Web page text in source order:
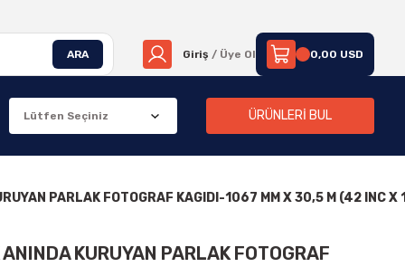
ARA Giriş / Üye Ol 0,00 USD
ÜRÜNLERİ BUL
PARLAK FOTOGRAF KAGIDI-1067 MM X 30,5 M (42 INC
KURUYAN PARLAK FOTOGRAF